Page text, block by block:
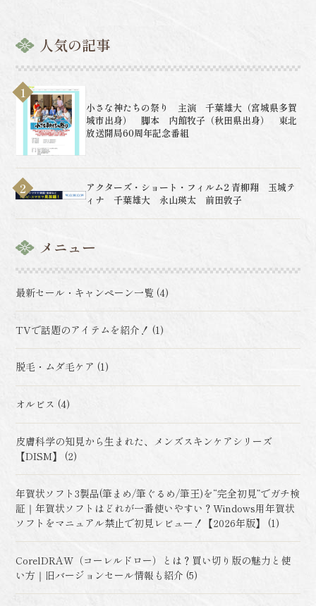
人気の記事
小さな神たちの祭り 主演 千葉雄大（宮城県多賀
城市出身） 脚本 内館牧子（秋田県出身） 東北
放送開局60周年記念番組
アクターズ・ショート・フィルム2 青柳翔 玉城テ
ィナ 千葉雄大 永山瑛太 前田敦子
メニュー
最新セール・キャンペーン一覧 (4)
TVで話題のアイテムを紹介！ (1)
脱毛・ムダ毛ケア (1)
オルビス (4)
皮膚科学の知見から生まれた、メンズスキンケアシリーズ
【DISM】 (2)
年賀状ソフト3製品(筆まめ/筆ぐるめ/筆王)を“完全初見”でガチ検
証｜年賀状ソフトはどれが一番使いやすい？Windows用年賀状
ソフトをマニュアル禁止で初見レビュー！【2026年版】 (1)
CorelDRAW（コーレルドロー）とは？買い切り版の魅力と使
い方｜旧バージョンセール情報も紹介 (5)